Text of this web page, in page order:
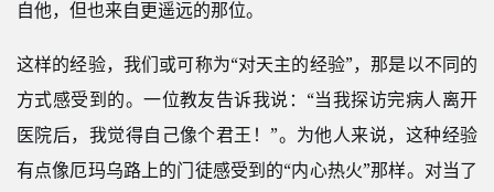
自他，但也来自更遥远的那位。
这样的经验，我们或可称为“对天主的经验”，那是以不同的
方式感受到的。一位教友告诉我说：“当我探访完病人离开
医院后，我觉得自己像个君王！”。为他人来说，这种经验
有点像厄玛乌路上的门徒感受到的“内心热火”那样。对当了